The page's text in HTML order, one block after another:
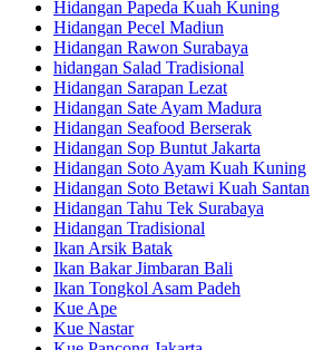
Hidangan Papeda Kuah Kuning
Hidangan Pecel Madiun
Hidangan Rawon Surabaya
hidangan Salad Tradisional
Hidangan Sarapan Lezat
Hidangan Sate Ayam Madura
Hidangan Seafood Berserak
Hidangan Sop Buntut Jakarta
Hidangan Soto Ayam Kuah Kuning
Hidangan Soto Betawi Kuah Santan
Hidangan Tahu Tek Surabaya
Hidangan Tradisional
Ikan Arsik Batak
Ikan Bakar Jimbaran Bali
Ikan Tongkol Asam Padeh
Kue Ape
Kue Nastar